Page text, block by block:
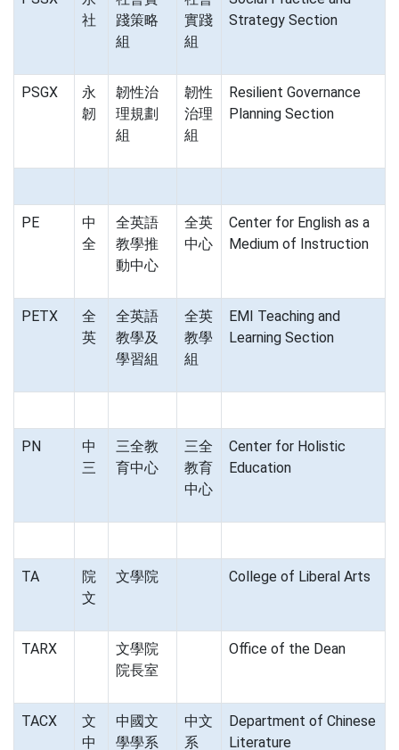
社
踐策略
組
實踐
組
Strategy Section
PSGX
永
韌
韌性治
理規劃
組
韌性
治理
組
Resilient Governance
Planning Section
PE
中
全
全英語
教學推
動中心
全英
中心
Center for English as a
Medium of Instruction
PETX
全
英
全英語
教學及
學習組
全英
教學
組
EMI Teaching and
Learning Section
PN
中
三
三全教
育中心
三全
教育
中心
Center for Holistic
Education
TA
院
文
文學院 College of Liberal Arts
TARX
文學院
院長室
Office of the Dean
TACX
文
中
中國文
學學系
中文
系
Department of Chinese
Literature